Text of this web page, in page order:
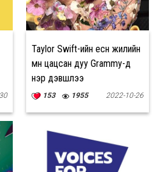
Taylor Swift-ийн есөн жилийн
өмнө цацсан дуу Grammy-д
нэр дэвшлээ
153 1955 2022-10-26